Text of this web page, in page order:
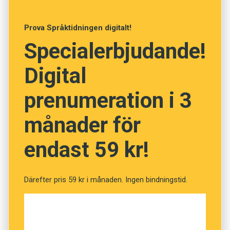
Foto: Pixabay
Vad betyder dessa tolv
svenska ord? (Kviss #137)
Fråga1 av12
Oration
Prova Språktidningen digitalt!
Specialerbjudande!
Digital
prenumeration i 3
månader för
endast 59 kr!
Därefter pris 59 kr i månaden. Ingen bindningstid.